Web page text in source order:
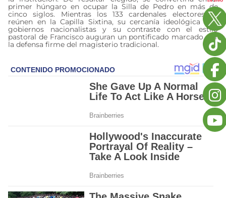
primer húngaro en ocupar la Silla de Pedro en más de
cinco siglos. Mientras los 133 cardenales electores se
reúnen en la Capilla Sixtina, su cercanía ideológica con
gobiernos nacionalistas y su contraste con el estilo
pastoral de Francisco auguran un pontificado marcado por
la defensa firme del magisterio tradicional.